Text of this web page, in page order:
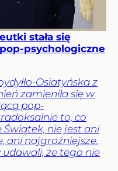
stała się
psychologiczne
Osiatyńska z
zamieniła się w
pop-
to, co
nie jest ani
ani najgroźniejsze.
że tego nie